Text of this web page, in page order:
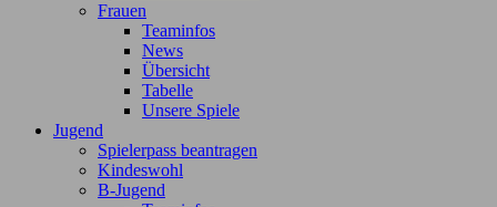
Frauen
Teaminfos
News
Übersicht
Tabelle
Unsere Spiele
Jugend
Spielerpass beantragen
Kindeswohl
B-Jugend